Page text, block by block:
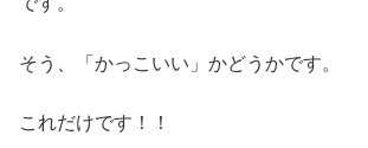
そう、「かっこいい」かどうかです。
これだけです！！